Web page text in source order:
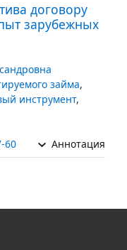
договору
зарубежных
займа,
инструмент,
60 Аннотация